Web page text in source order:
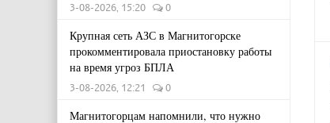
3-08-2026, 15:20 0
Крупная сеть АЗС в Магнитогорске
прокомментировала приостановку работы
на время угроз БПЛА
3-08-2026, 12:21 0
Магнитогорцам напомнили, что нужно